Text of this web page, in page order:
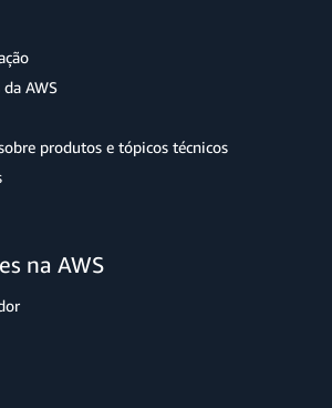
AWS
produtos e tópicos técnicos
na AWS